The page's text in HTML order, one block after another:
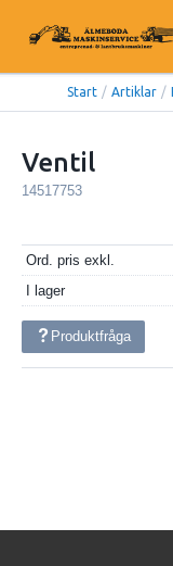
Start / Artiklar /
Ventil
14517753
Ord. pris exkl.
I lager
Produktfråga